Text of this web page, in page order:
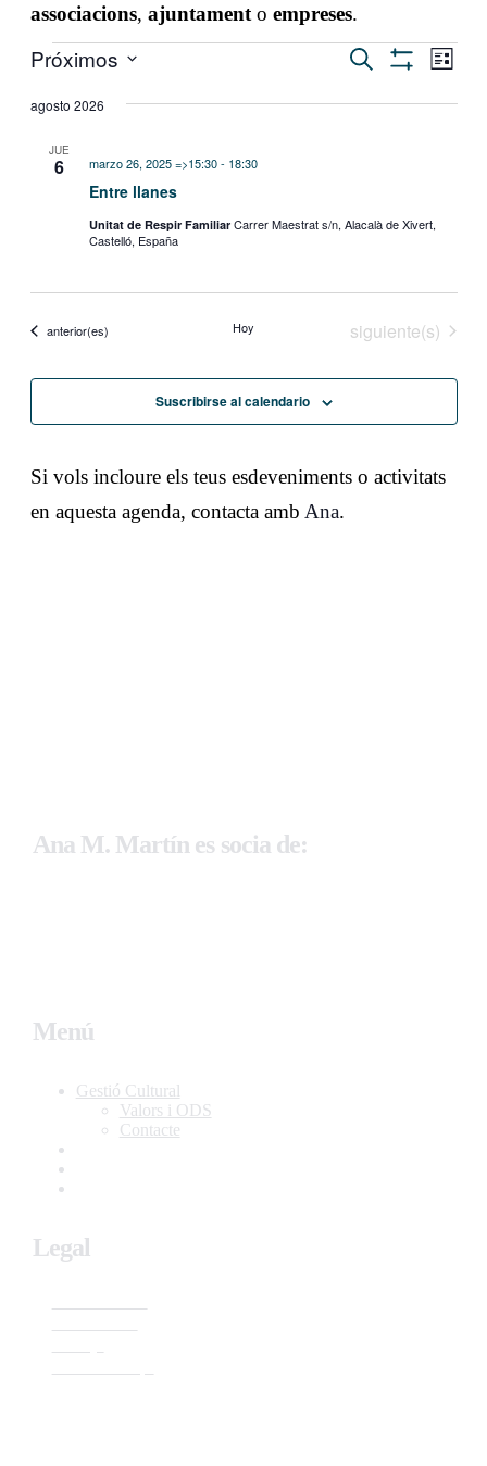
associacions, ajuntamento empreses.
Eventos
Navegación
Eventos
Buscar
de
vistas
Lista
Próximos
fecha.
agosto 2026
JUE
6
Entre llanes
marzo 26, 2025 =>15:30- 18:30
Unitat de Respir Familiar Carrer Maestrat s/n, Alacalà de Xivert,
Castelló, España
Eventos
anterior(es) Hoy Eventos
siguiente(s)
Suscribirse al calendario
Si vols incloure els teus esdeveniments o activitats
en aquesta agenda, contacta amb Ana.
Ana M. Martín es socia de:
Menú
Gestió Cultural
Valors i ODS
Contacte
Legal